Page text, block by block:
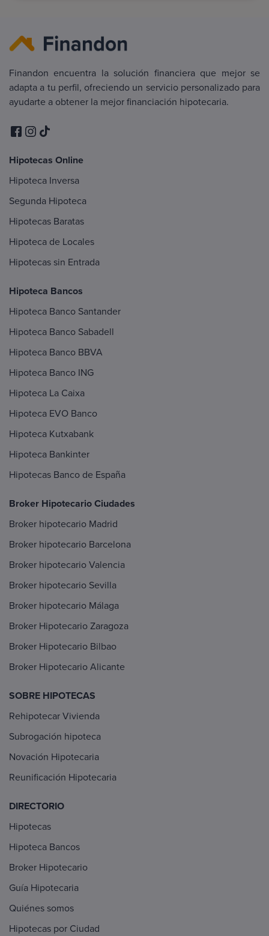
Finandon encuentra la solución financiera que mejor se
adapta a tu perfil, ofreciendo un servicio personalizado para
ayudarte a obtener la mejor financiación hipotecaria.
Hipotecas Online
Hipoteca Inversa
Segunda Hipoteca
Hipotecas Baratas
Hipoteca de Locales
Hipotecas sin Entrada
Hipoteca Bancos
Hipoteca Banco Santander
Hipoteca Banco Sabadell
Hipoteca Banco BBVA
Hipoteca Banco ING
Hipoteca La Caixa
Hipoteca EVO Banco
Hipoteca Kutxabank
Hipoteca Bankinter
Hipotecas Banco de España
Broker Hipotecario Ciudades
Broker hipotecario Madrid
Broker hipotecario Barcelona
Broker hipotecario Valencia
Broker hipotecario Sevilla
Broker hipotecario Málaga
Broker Hipotecario Zaragoza
Broker Hipotecario Bilbao
Broker Hipotecario Alicante
SOBRE HIPOTECAS
Rehipotecar Vivienda
Subrogación hipoteca
Novación Hipotecaria
Reunificación Hipotecaria
DIRECTORIO
Hipotecas
Hipoteca Bancos
Broker Hipotecario
Guía Hipotecaria
Quiénes somos
Hipotecas por Ciudad